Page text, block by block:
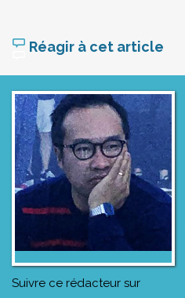
Réagir à cet article
Suivre ce rédacteur sur